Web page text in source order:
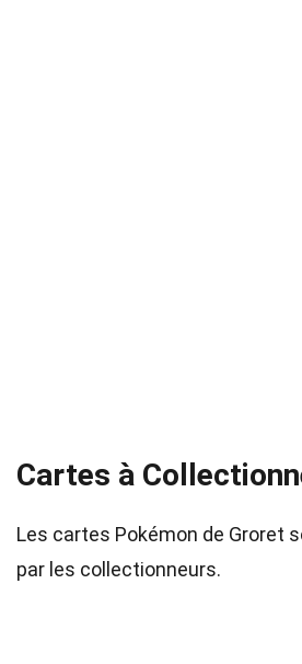
Cartes à
Les cartes Pokémon de Groret
par les collectionneurs.